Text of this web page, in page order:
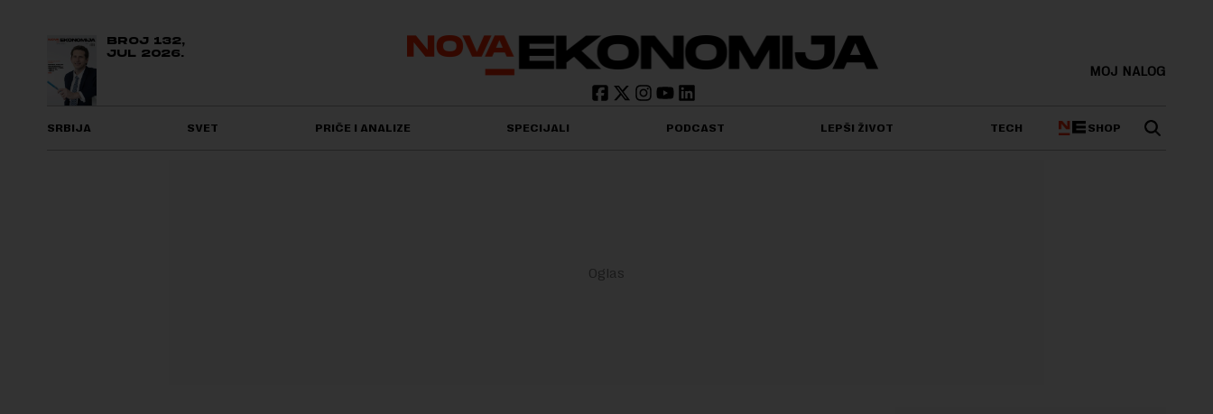
BROJ 132,
JUL 2026.
MOJ NALOG
SRBIJA SVET PRIČE I ANALIZE SPECIJALI PODCAST LEPŠI ŽIVOT TECH SHOP